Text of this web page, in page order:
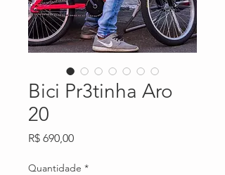
Bici Pr3tinha Aro
20
R$ 690,00Preço
Quantidade *